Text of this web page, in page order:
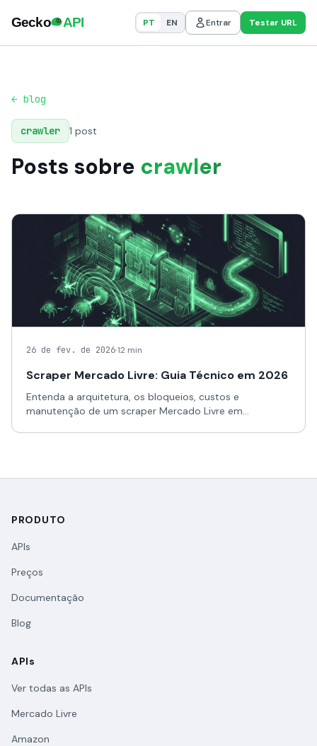
PT EN Entrar Testar URL
← blog
crawler 1 post
Posts sobre crawler
26 de fev. de 2026·12 min
Scraper Mercado Livre: Guia Técnico em 2026
Entenda a arquitetura, os bloqueios, custos e
manutenção de um scraper Mercado Livre em
PRODUTO
APIs
Preços
Documentação
Blog
APIs
Ver todas as APIs
Mercado Livre
Amazon